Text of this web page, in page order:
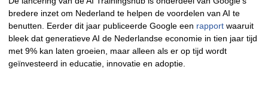
bredere inzet om Nederland te helpen de voordelen van AI te
benutten. Eerder dit jaar publiceerde Google een rapport waaruit
bleek dat generatieve AI de Nederlandse economie in tien jaar tijd
met 9% kan laten groeien, maar alleen als er op tijd wordt
geïnvesteerd in educatie, innovatie en adoptie.